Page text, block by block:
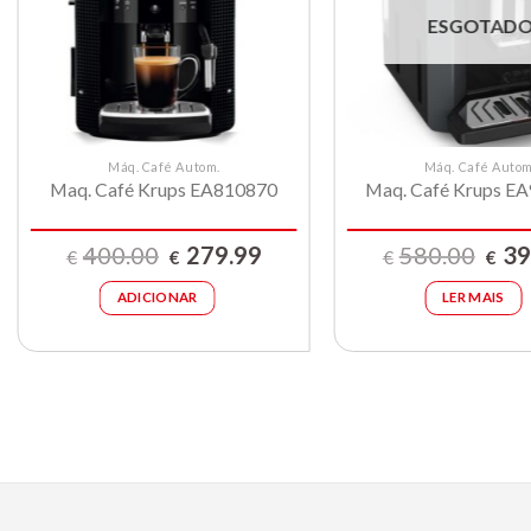
compras
Máq. Café Autom.
Maq. Café Krups EA810870
€ 400.00 O
preço
original
era:
€400.00.
€ 279.99O
ADICIONAR
Máq. Café Autom.
Maq. Café Krups
€ 580.00
O
preço
original
era:
€
LER MAIS